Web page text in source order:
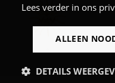
Lees verder in ons
ALLEEN
DETAILS